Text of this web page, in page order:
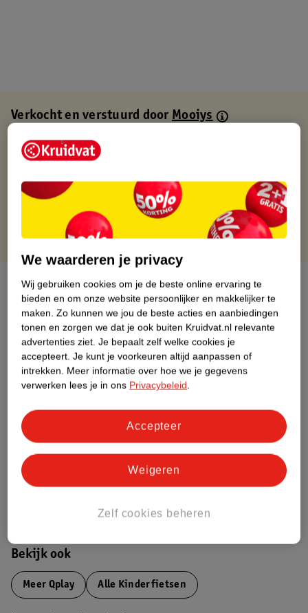
Verkocht en verstuurd doorMooiys
Binnen 1 werkdag verstuurd
Gratis thuisbezorgd
Gratis punten met je Kruidvat kaart
Over dit product
Productinformatie
Etiketinformatie
Impact Score.
Bekijk ook
Meer Qplay Alle Kinderfietsen
We waarderen je privacy
Wij gebruiken cookies om je de beste online ervaring te
bieden en om onze website persoonlijker en makkelijker te
maken. Zo kunnen we jou de beste acties en aanbiedingen
tonen en zorgen we dat je ook buiten Kruidvat.nl relevante
advertenties ziet. Je bepaalt zelf welke cookies je
accepteert. Je kunt je voorkeuren altijd aanpassen of
intrekken. Meer informatie over hoe we je gegevens
verwerken lees je in ons Privacybeleid.
Zelf cookies beheren
Weigeren
Accepteer